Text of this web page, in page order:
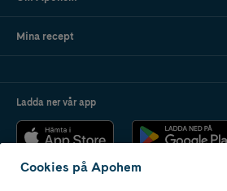
Mina recept
Ladda ner vår app
Cookies på Apohem